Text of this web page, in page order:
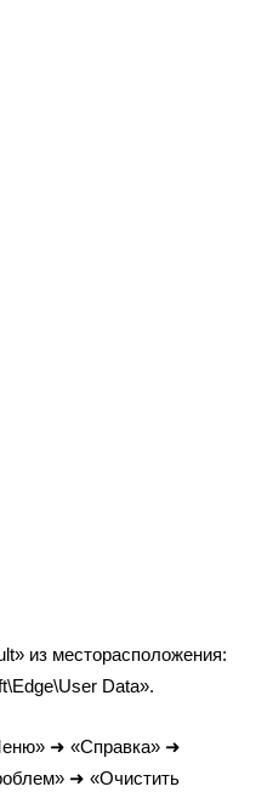
из месторасположения:
Data».
➜ «Справка» ➜
➜ «Очистить